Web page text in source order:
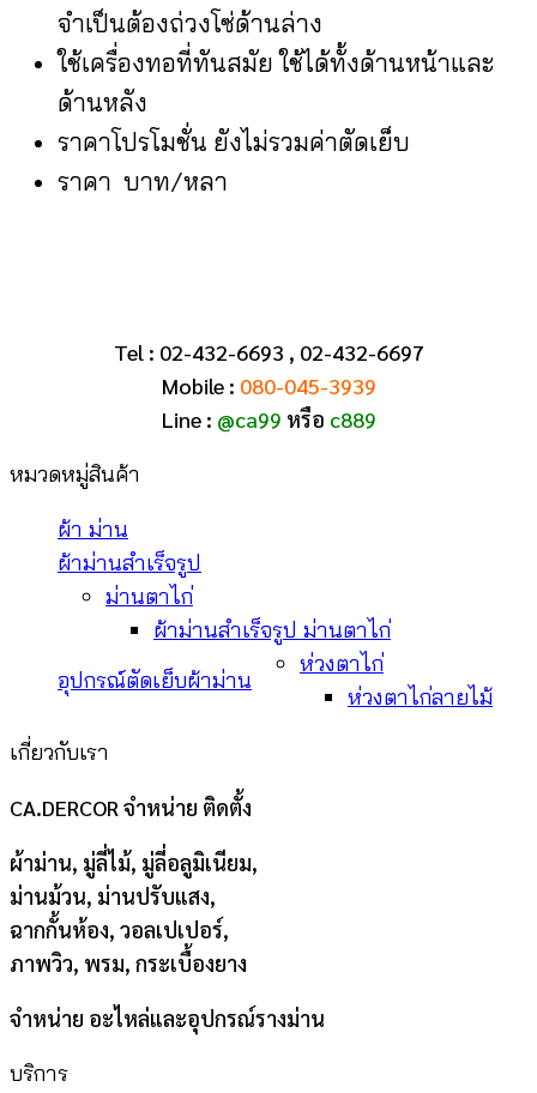
จำเป็นต้องถ่วงโซ่ด้านล่าง
ใช้เครื่องทอที่ทันสมัย ใช้ได้ทั้งด้านหน้าและ
ด้านหลัง
ราคาโปรโมชั่น ยังไม่รวมค่าตัดเย็บ
ราคา บาท/หลา
Tel : 02-432-6693 , 02-432-6697
Mobile : 080-045-3939
Line : @ca99 หรือ c889
หมวดหมู่สินค้า
ผ้า ม่าน
ผ้าม่านสำเร็จรูป
ม่านตาไก่
ผ้าม่านสำเร็จรูป ม่านตาไก่
อุปกรณ์ตัดเย็บผ้าม่าน
ห่วงตาไก่
ห่วงตาไก่ลายไม้
เกี่ยวกับเรา
CA.DERCOR จำหน่าย ติดตั้ง
ผ้าม่าน, มู่ลี่ไม้, มู่ลี่อลูมิเนียม,
ม่านม้วน, ม่านปรับแสง,
ฉากกั้นห้อง, วอลเปเปอร์,
ภาพวิว, พรม, กระเบื้องยาง
จำหน่าย อะไหล่และอุปกรณ์รางม่าน
บริการ